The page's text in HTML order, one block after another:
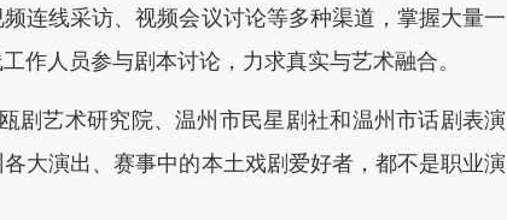
连线采访、视频会议讨论等多种渠道，掌握大量一
作人员参与剧本讨论，力求真实与艺术融合。
艺术研究院、温州市民星剧社和温州市话剧表演
大演出、赛事中的本土戏剧爱好者，都不是职业演